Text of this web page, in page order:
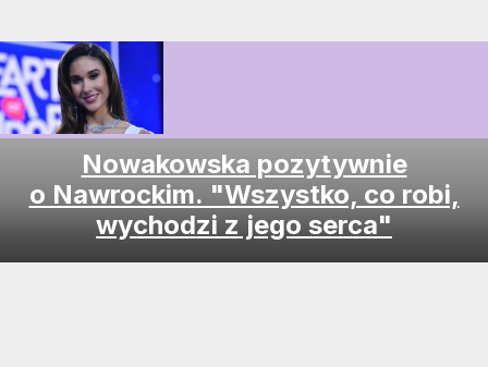
Nowakowska pozytywnie
o Nawrockim. "Wszystko, co robi,
wychodzi z jego serca"